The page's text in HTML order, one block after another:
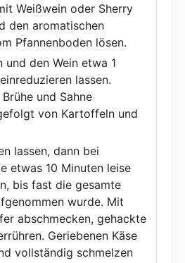
Weißwein oder Sherry
den aromatischen
Pfannenboden lösen.
und den Wein etwa 1
lassen.
und Sahne
von Kartoffeln und
lassen, dann bei
etwas 10 Minuten leise
bis fast die gesamte
wurde. Mit
abschmecken, gehackte
Geriebenen Käse
vollständig schmelzen